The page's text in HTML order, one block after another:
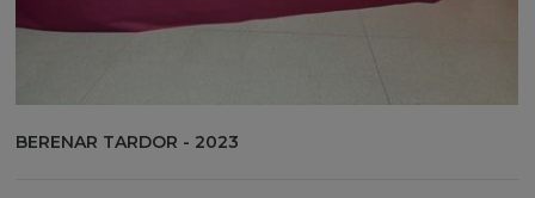
BERENAR TARDOR - 2023